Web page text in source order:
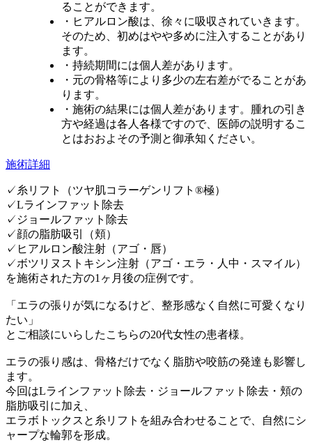
ることができます。
・ヒアルロン酸は、徐々に吸収されていきます。
そのため、初めはやや多めに注入することがあり
ます。
・持続期間には個人差があります。
・元の骨格等により多少の左右差がでることがあ
ります。
・施術の結果には個人差があります。腫れの引き
方や経過は各人各様ですので、医師の説明するこ
とはおおよその予測と御承知ください。
施術詳細
✓糸リフト（ツヤ肌コラーゲンリフト®極）
✓Lラインファット除去
✓ジョールファット除去
✓顔の脂肪吸引（頬）
✓ヒアルロン酸注射（アゴ・唇）
✓ボツリヌストキシン注射（アゴ・エラ・人中・スマイル）
を施術された方の1ヶ月後の症例です。
「エラの張りが気になるけど、整形感なく自然に可愛くなり
たい」
とご相談にいらしたこちらの20代女性の患者様。
エラの張り感は、骨格だけでなく脂肪や咬筋の発達も影響し
ます。
今回はLラインファット除去・ジョールファット除去・頬の
脂肪吸引に加え、
エラボトックスと糸リフトを組み合わせることで、自然にシ
ャープな輪郭を形成。